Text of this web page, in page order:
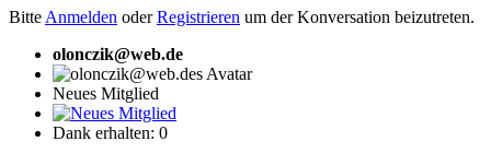
Bitte Anmelden oderRegistrieren um der Konversation beizutreten.
olonczik@web.de
Neues Mitglied
Dank erhalten: 0